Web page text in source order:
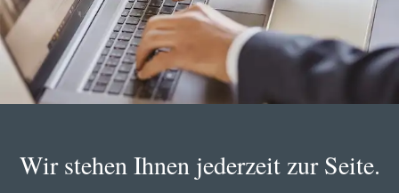
Wir stehen Ihnen jederzeit zur Seite.